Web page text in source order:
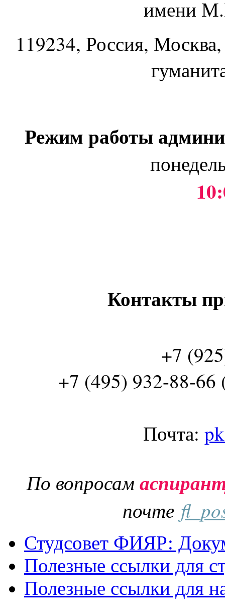
имени
119234, Россия,
Режим работы
Контакты
+7
+7 (495) 932-88-66
Почта:
По вопросам
почте
Студсовет ФИЯР:
Полезные ссылки для
Полезные ссылки для